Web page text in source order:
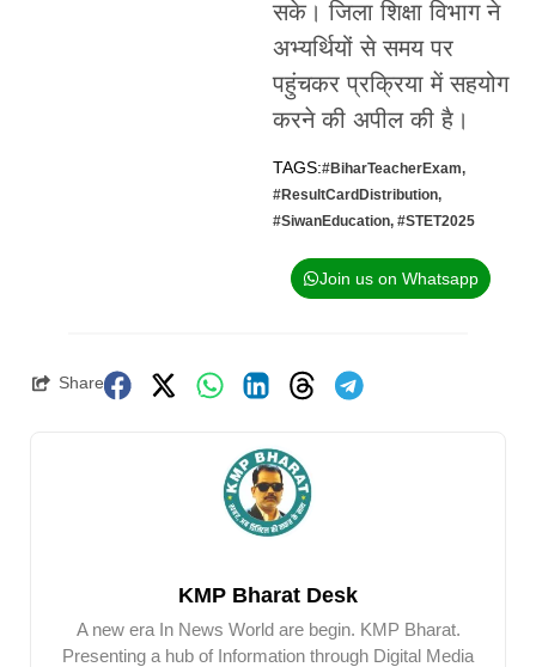
सके। जिला शिक्षा विभाग ने
अभ्यर्थियों से समय पर
पहुंचकर प्रक्रिया में सहयोग
करने की अपील की है।
TAGS:#BiharTeacherExam,
#ResultCardDistribution,
#SiwanEducation, #STET2025
Join us on Whatsapp
Share
KMP Bharat Desk
A new era In News World are begin. KMP Bharat.
Presenting a hub of Information through Digital Media